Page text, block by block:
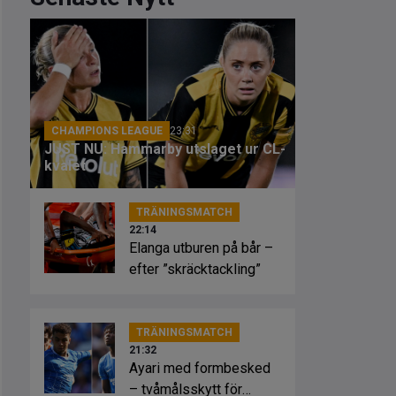
CHAMPIONS LEAGUE 23:31
JUST NU: Hammarby utslaget ur CL-
kvalet
TRÄNINGSMATCH
22:14
Elanga utburen på bår –
efter ”skräcktackling”
TRÄNINGSMATCH
21:32
Ayari med formbesked
– tvåmålsskytt för